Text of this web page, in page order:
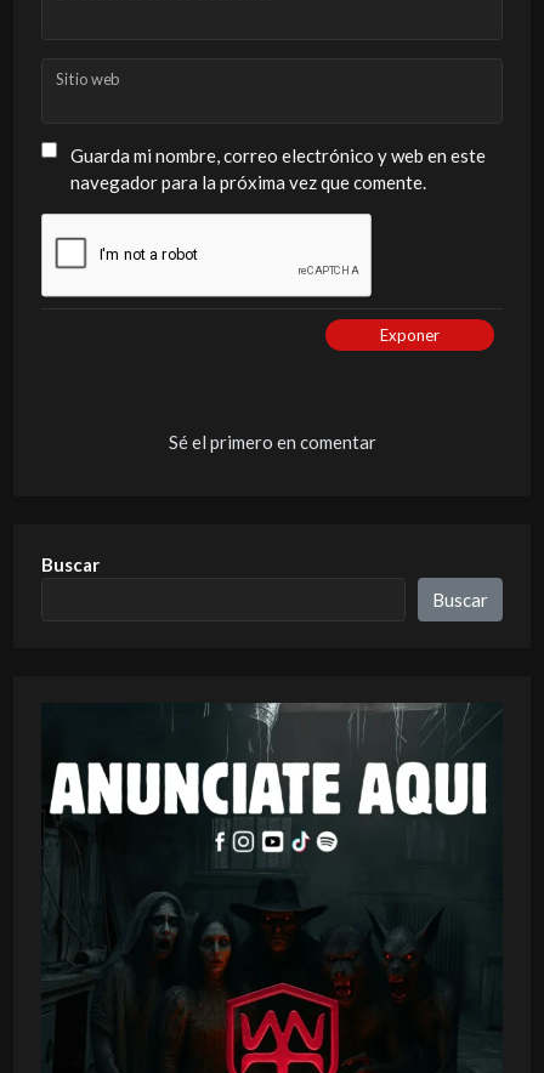
Sitio web
Guarda mi nombre, correo electrónico y web en este
navegador para la próxima vez que comente.
Exponer
Sé el primero en comentar
Buscar
Buscar